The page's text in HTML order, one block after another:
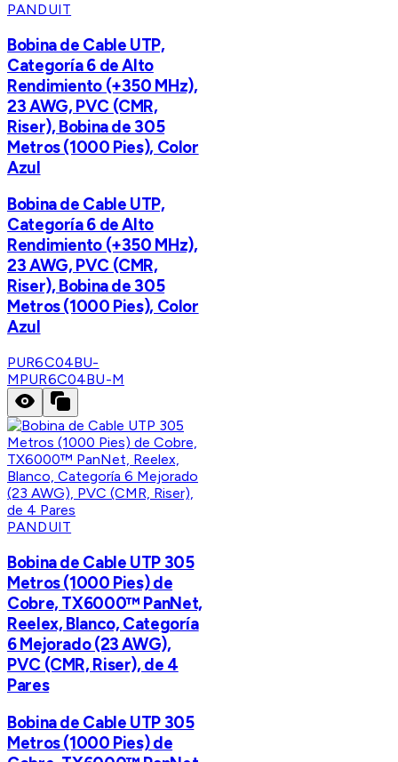
PANDUIT
Bobina de Cable UTP,
Categoría 6 de Alto
Rendimiento (+350 MHz),
23 AWG, PVC (CMR,
Riser), Bobina de 305
Metros (1000 Pies), Color
Azul
Bobina de Cable UTP,
Categoría 6 de Alto
Rendimiento (+350 MHz),
23 AWG, PVC (CMR,
Riser), Bobina de 305
Metros (1000 Pies), Color
Azul
PUR6C04BU-
MPUR6C04BU-M
PANDUIT
Bobina de Cable UTP 305
Metros (1000 Pies) de
Cobre, TX6000™ PanNet,
Reelex, Blanco, Categoría
6 Mejorado (23 AWG),
PVC (CMR, Riser), de 4
Pares
Bobina de Cable UTP 305
Metros (1000 Pies) de